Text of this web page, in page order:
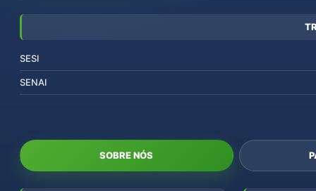
SESI
SENAI
SOBRE NÓS